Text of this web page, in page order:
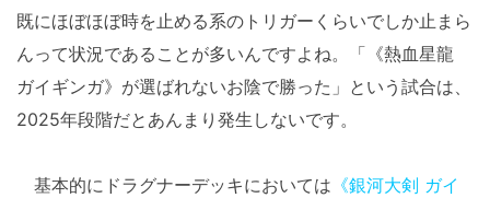
既にほぼほぼ時を止める系のトリガーくらいでしか止まら
んって状況であることが多いんですよね。「《熱血星龍
ガイギンガ》が選ばれないお陰で勝った」という試合は、
2025年段階だとあんまり発生しないです。
基本的にドラグナーデッキにおいては 《銀河大剣 ガイ